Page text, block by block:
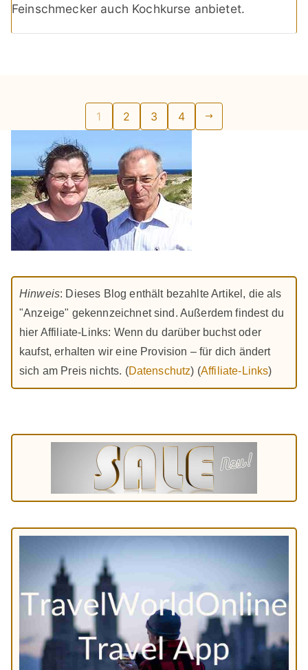
Feinschmecker auch Kochkurse anbietet.
Seitennummerierung
der
Beiträge
1 2 3 4
Hinweis: Dieses Blog enthält bezahlte Artikel, die als
"Anzeige" gekennzeichnet sind. Außerdem findest du
hier Affiliate-Links: Wenn du darüber buchst oder
kaufst, erhalten wir eine Provision – für dich ändert
sich am Preis nichts. (Datenschutz) (Affiliate-Links)